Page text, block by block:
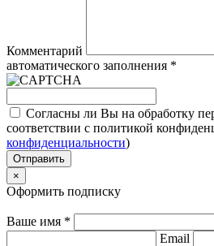
Комментарий
автоматического заполнения *
Согласны ли Вы на обработку
соответствии с политикой
конфиденциальности)
Отправить
×
Оформить подписку
Ваше имя *
Email